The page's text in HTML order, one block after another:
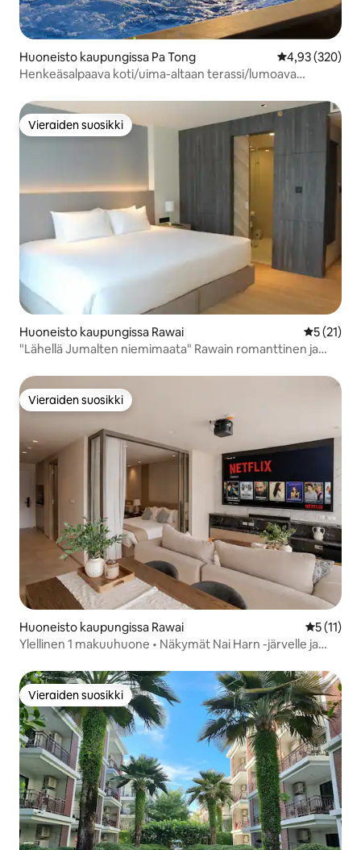
Huoneisto kaupungissa Pa Tong
4,93 (320)
Henkeäsalpaava koti/uima-altaan terassi/lumoava
Vieraiden suosikki
Vieraiden suosikki
Huoneisto kaupungissa Rawai
5 (21)
"Lähellä Jumalten niemimaata" Rawain romanttinen ja
Kuntosali
Vieraiden suosikki
Vieraiden suosikki
Huoneisto kaupungissa Rawai
5 (11)
Ylellinen 1 makuuhuone • Näkymät Nai Harn -järvelle ja
Vieraiden suosikki
Vieraiden suosikki